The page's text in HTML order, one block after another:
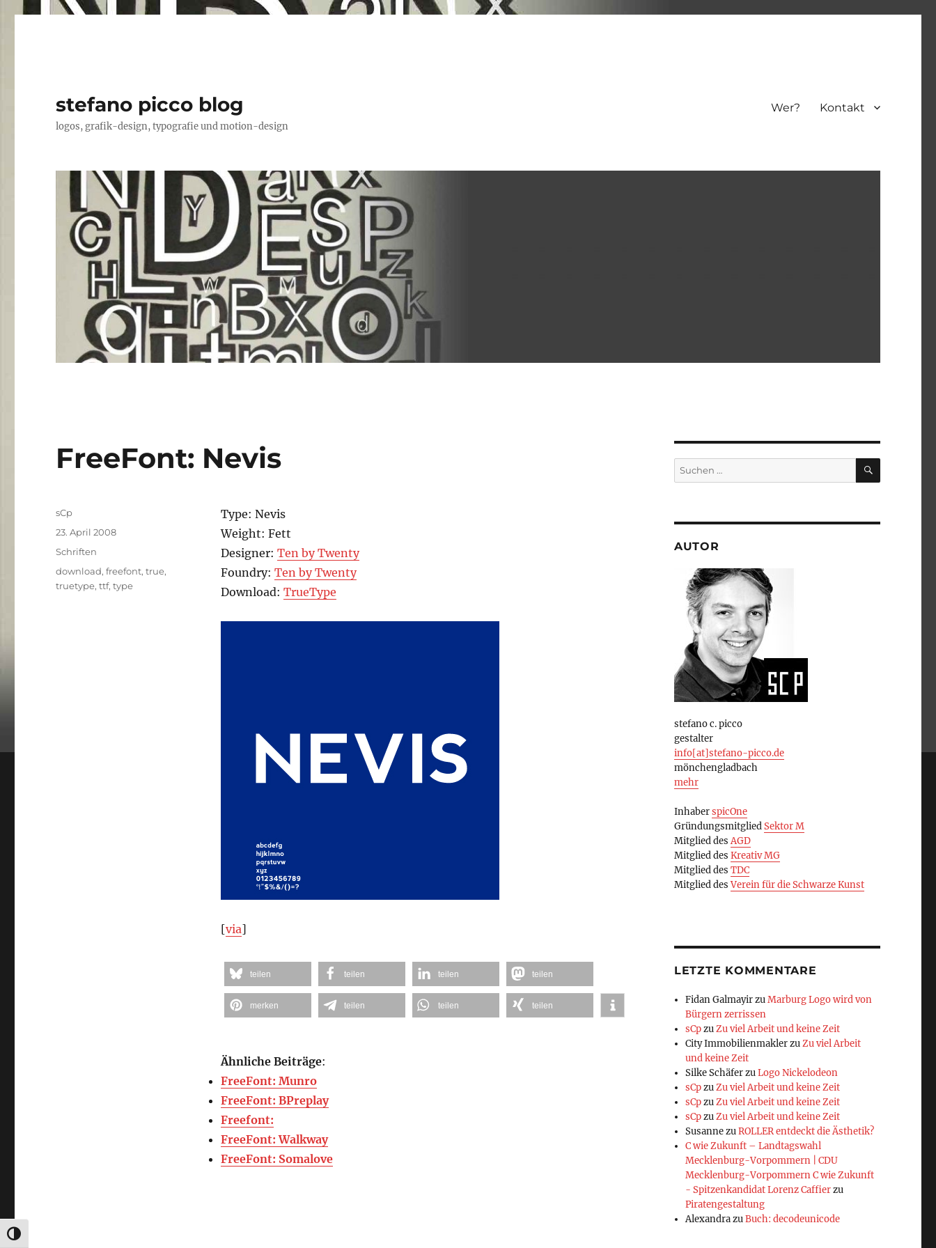
UMSCHALTEN AUF HOHE KONTRASTE
stefano picco blog
logos, grafik-design, typografie und motion-design
Wer? Kontakt
FreeFont: Nevis
Type: Nevis
Weight: Fett
Designer: Ten by Twenty
Foundry: Ten by Twenty
Download: TrueType
[via]
teilen teilen teilen teilen
merken teilen teilen teilen
Ähnliche Beiträge:
FreeFont: Munro
FreeFont: BPreplay
Freefont:
FreeFont: Walkway
FreeFont: Somalove
Autor
sCp
Veröffentlicht
am
23. April 2008
Kategorien
Schriften
Schlagwörter
download,freefont,true,
truetype,ttf,type
Suchen
nach:
SUCHEN
AUTOR
stefano c. picco
gestalter
info[at]stefano-picco.de
mönchengladbach
mehr
InhaberspicOne
GründungsmitgliedSektor M
Mitglied desAGD
Mitglied des Kreativ MG
Mitglied des TDC
Mitglied desVerein für die Schwarze Kunst
LETZTE KOMMENTARE
Fidan GalmayirzuMarburg Logo wird von
Bürgern zerrissen
sCpzuZu viel Arbeit und keine Zeit
City ImmobilienmaklerzuZu viel Arbeit
und keine Zeit
Silke SchäferzuLogo Nickelodeon
sCpzuZu viel Arbeit und keine Zeit
sCpzuZu viel Arbeit und keine Zeit
sCpzuZu viel Arbeit und keine Zeit
SusannezuROLLER entdeckt die Ästhetik?
C wie Zukunft – Landtagswahl
Mecklenburg-Vorpommern | CDU
Mecklenburg-Vorpommern C wie Zukunft
- Spitzenkandidat Lorenz Caffierzu
Piratengestaltung
AlexandrazuBuch: decodeunicode